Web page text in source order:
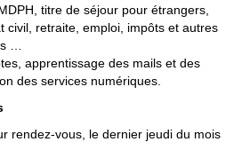
titre de séjour pour étrangers,
civil, retraite, emploi, impôts et autres
…
apprentissage des mails et des
des services numériques.
rendez-vous, le dernier jeudi du mois